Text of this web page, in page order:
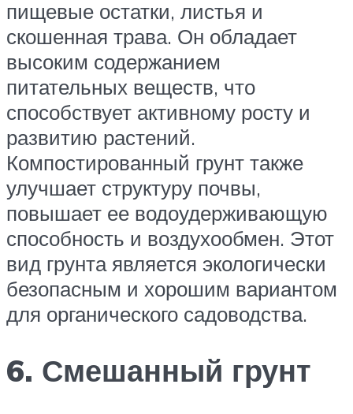
пищевые остатки, листья и
скошенная трава. Он обладает
высоким содержанием
питательных веществ, что
способствует активному росту и
развитию растений.
Компостированный грунт также
улучшает структуру почвы,
повышает ее водоудерживающую
способность и воздухообмен. Этот
вид грунта является экологически
безопасным и хорошим вариантом
для органического садоводства.
6. Смешанный грунт